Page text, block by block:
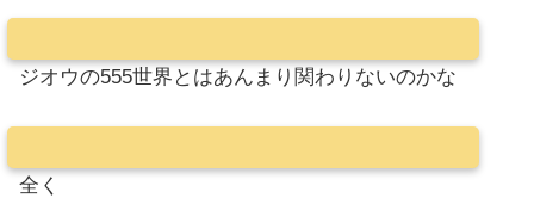
ジオウの555世界とはあんまり関わりないのかな
全く